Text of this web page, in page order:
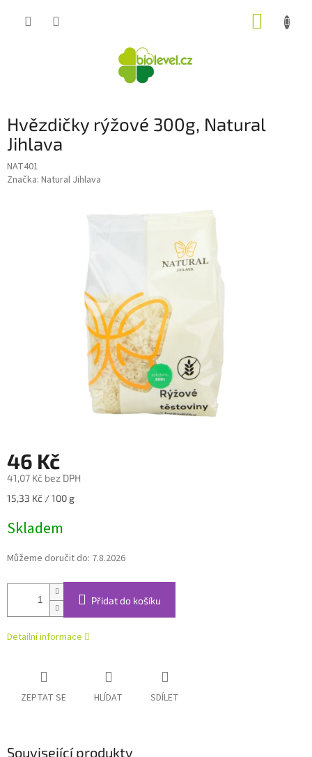
Hvězdičky rýžové 300g, Natural
Jihlava
NAT401
Značka: Natural Jihlava
46 Kč
41,07 Kč bez DPH
Měrná
15,33 Kč / 100 g
Skladem
Můžeme doručit do: 7.8.2026
Přidat do košíku
Detailní informace
ZEPTAT SE HLÍDAT SDÍLET
Související produkty